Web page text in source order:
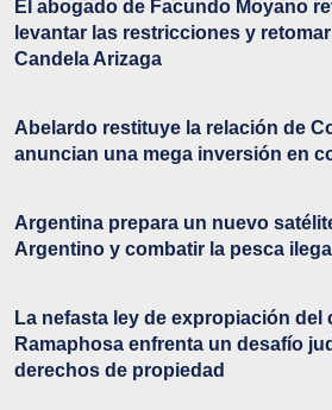
El abogado de Facundo Moyano
levantar las restricciones y
Candela Arizaga
Abelardo restituye la relación de
anuncian una mega inversión en
Argentina prepara un nuevo
Argentino y combatir la pesca ilegal
La nefasta ley de expropiación del
Ramaphosa enfrenta un desafío
derechos de propiedad